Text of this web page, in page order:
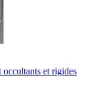
et rigides